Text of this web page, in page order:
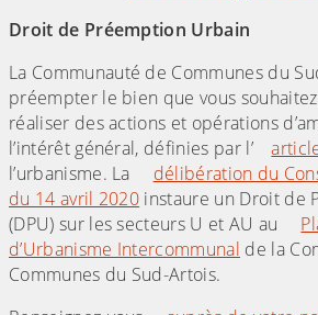
Droit de Préemption Urbain
La Communauté de Communes du
préempter le bien que vous
réaliser des actions et opérations
l’intérêt général, définies par l’
l’urbanisme. La
délibération du
du 14 avril 2020 instaure un Droit de
(DPU) sur les secteurs U et AU au
d’Urbanisme Intercommunal de la
Communes du Sud-Artois.